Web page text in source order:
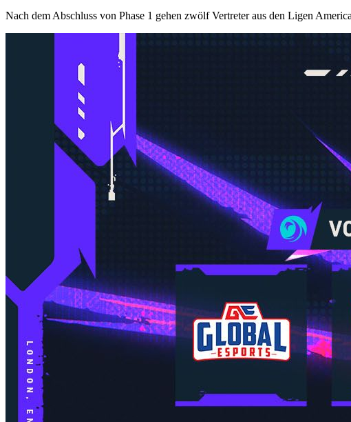
Nach dem Abschluss von Phase 1 gehen zwölf Vertreter aus den Ligen